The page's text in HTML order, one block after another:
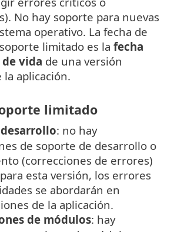
No hay soporte para nuevas
operativo. La fecha de
limitado es la fecha
vida de una versión
aplicación.
limitado
: no hay
de soporte de desarrollo o
(correcciones de errores)
esta versión, los errores
se abordarán en
de la aplicación.
de módulos: hay